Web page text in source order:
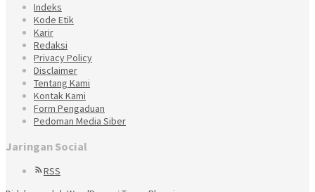
Indeks
Kode Etik
Karir
Redaksi
Privacy Policy
Disclaimer
Tentang Kami
Kontak Kami
Form Pengaduan
Pedoman Media Siber
Jaringan Social
RSS